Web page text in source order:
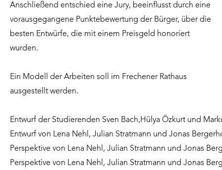
Anschließend entschied eine Jury, beeinflusst durch eine
vorausgegangene Punktebewertung der Bürger, über die
besten Entwürfe, die mit einem Preisgeld honoriert
wurden.
Ein Modell der Arbeiten soll im Frechener Rathaus
ausgestellt werden.
Entwurf der Studierenden Sven Bach,Hülya Özkurt und
Entwurf von Lena Nehl, Julian Stratmann und Jonas
Perspektive von Lena Nehl, Julian Stratmann und Jonas
Perspektive von Lena Nehl, Julian Stratmann und Jonas